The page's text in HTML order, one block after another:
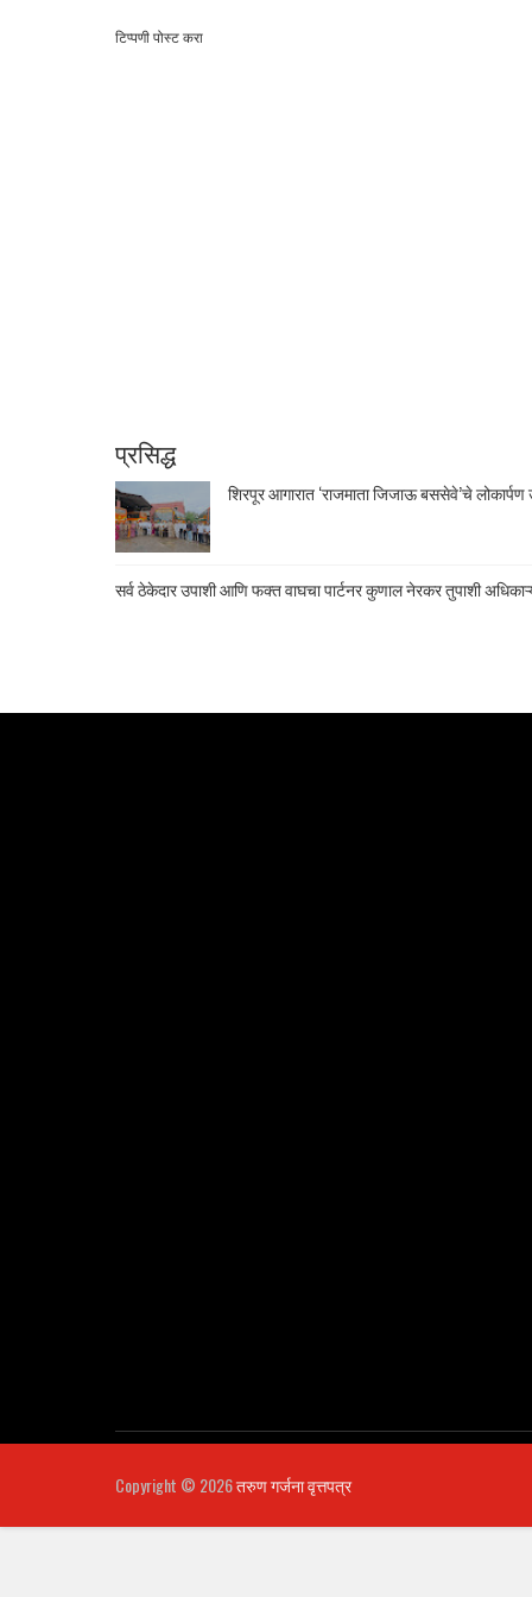
टिप्पणी पोस्ट करा
प्रसिद्ध
शिरपूर आगारात ‘राजमाता जिजाऊ बससेवे’चे लोकार्पण
सर्व ठेकेदार उपाशी आणि फक्त वाघचा पार्टनर कुणाल नेरकर तुपाशी
Copyright © 2026तरुण गर्जना वृत्तपत्र